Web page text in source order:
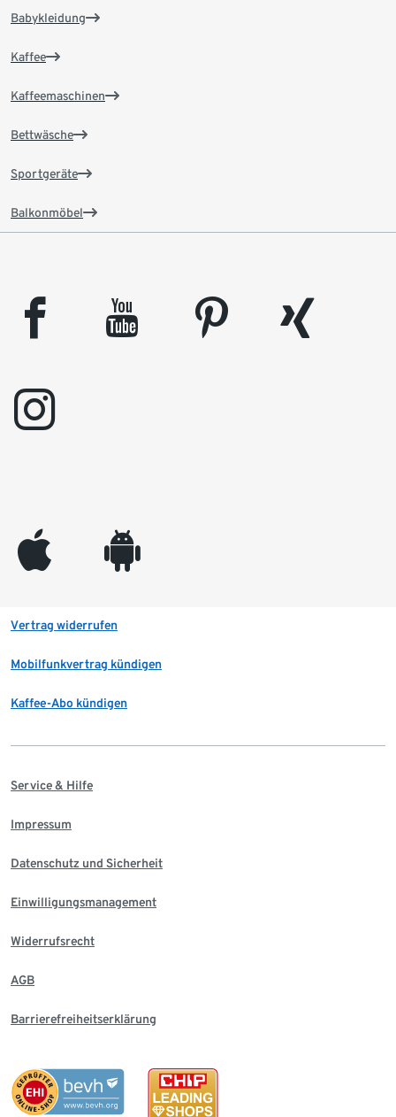
Babykleidung
Kaffee
Kaffeemaschinen
Bettwäsche
Sportgeräte
Balkonmöbel
facebook youtube pinterest
xing
instagram
appleinc android
Vertrag widerrufen
Mobilfunkvertrag kündigen
Kaffee-Abo kündigen
Service & Hilfe
Impressum
Datenschutz und Sicherheit
Einwilligungsmanagement
Widerrufsrecht
AGB
Barrierefreiheitserklärung